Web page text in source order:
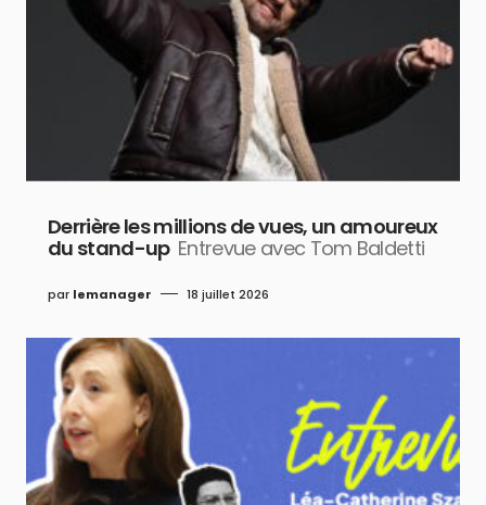
Derrière les millions de vues, un amoureux
du stand-up Entrevue avec Tom Baldetti
par lemanager 18 juillet 2026